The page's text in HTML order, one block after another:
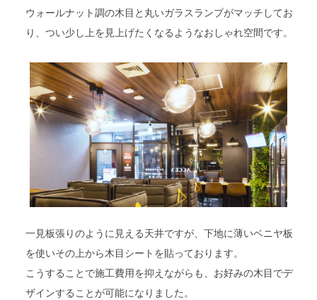
ウォールナット調の木目と丸いガラスランプがマッチしてお
り、つい少し上を見上げたくなるようなおしゃれ空間です。
一見板張りのように見える天井ですが、下地に薄いベニヤ板
を使いその上から木目シートを貼っております。
こうすることで施工費用を抑えながらも、お好みの木目でデ
ザインすることが可能になりました。